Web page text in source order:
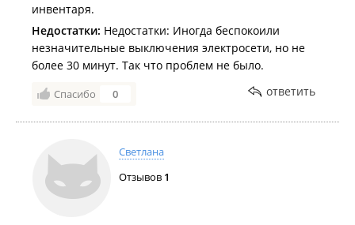
инвентаря.
Недостатки: Недостатки: Иногда беспокоили
незначительные выключения электросети, но не
более 30 минут. Так что проблем не было.
Спасибо 0 ответить
Светлана
Отзывов 1